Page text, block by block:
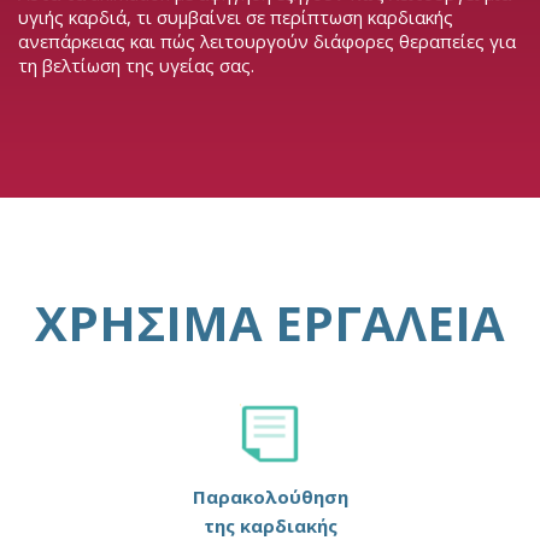
υγιής καρδιά, τι συμβαίνει σε περίπτωση καρδιακής
ανεπάρκειας και πώς λειτουργούν διάφορες θεραπείες για
τη βελτίωση της υγείας σας.
ΧΡΉΣΙΜΑ ΕΡΓΑΛΕΊΑ
Παρακολούθηση
της καρδιακής